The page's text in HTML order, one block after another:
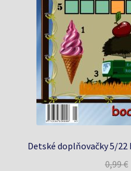
Detské doplňovačky 5/
0,99€